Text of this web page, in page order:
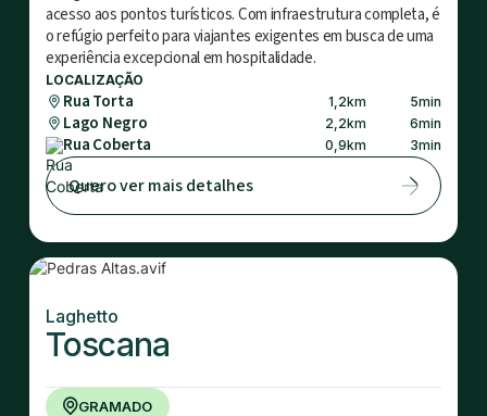
acesso aos pontos turísticos. Com infraestrutura completa, é
o refúgio perfeito para viajantes exigentes em busca de uma
experiência excepcional em hospitalidade.
LOCALIZAÇÃO
Rua Torta 1,2km 5min
Lago Negro 2,2km 6min
Rua Coberta 0,9km 3min
Quero ver mais detalhes
Laghetto
Toscana
GRAMADO